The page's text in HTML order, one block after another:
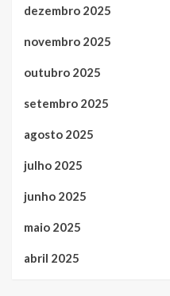
dezembro 2025
novembro 2025
outubro 2025
setembro 2025
agosto 2025
julho 2025
junho 2025
maio 2025
abril 2025